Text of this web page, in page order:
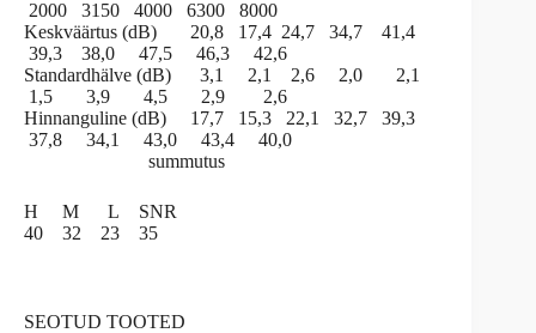
2000 3150 4000 6300 8000
Keskväärtus (dB) 20,8 17,4 24,7 34,7 41,4
39,3 38,0 47,5 46,3 42,6
Standardhälve (dB) 3,1 2,1 2,6 2,0 2,1
1,5 3,9 4,5 2,9 2,6
Hinnanguline (dB) 17,7 15,3 22,1 32,7 39,3
37,8 34,1 43,0 43,4 40,0
summutus
H M L SNR
40 32 23 35
SEOTUD TOOTED